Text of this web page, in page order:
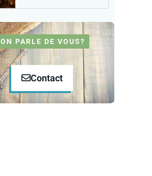
ON PARLE DE VOUS?
Contact